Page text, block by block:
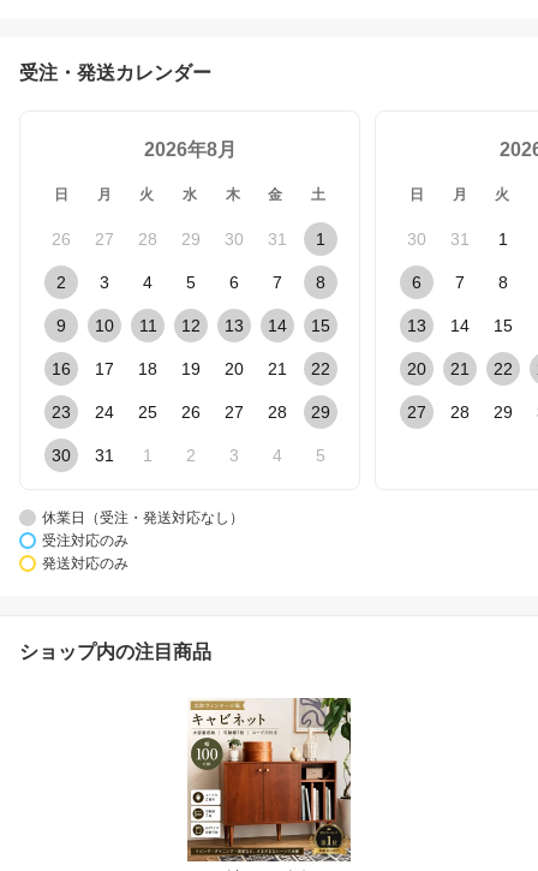
受注・発送カレンダー
2026年8月
日 月 火 水 木 金 土
26 27 28 29 30 31 1
2 3 4 5 6 7 8
9 10 11 12 13 14 15
16 17 18 19 20 21 22
23 24 25 26 27 28 29
30 31 1 2 3 4 5
日 月 火
30 31 1
6 7 8
13 14 15
20 21 22
27 28 29
休業日（受注・発送対応なし）
受注対応のみ
発送対応のみ
ショップ内の注目商品